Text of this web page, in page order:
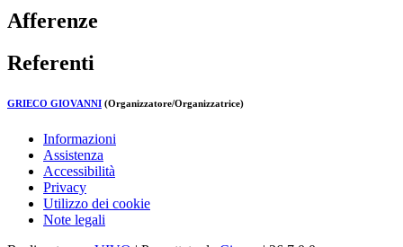
Afferenze
Referenti
GRIECO GIOVANNI (Organizzatore/Organizzatrice)
Informazioni
Assistenza
Accessibilità
Privacy
Utilizzo dei cookie
Note legali